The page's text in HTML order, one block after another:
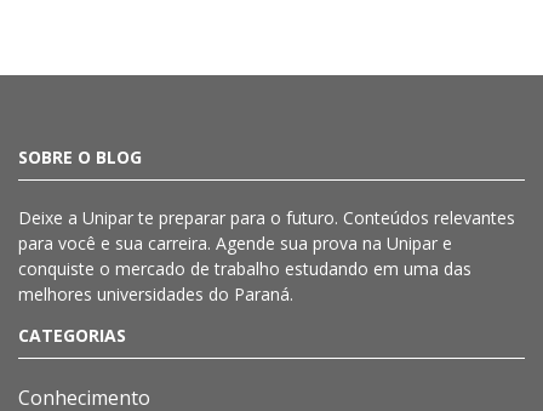
SOBRE O BLOG
Deixe a Uniparte preparar para o futuro. Conteúdos relevantes
para você e sua carreira. Agende sua prova na Unipar e
conquiste o mercado de trabalho estudando em uma das
melhores universidades do Paraná.
CATEGORIAS
Conhecimento